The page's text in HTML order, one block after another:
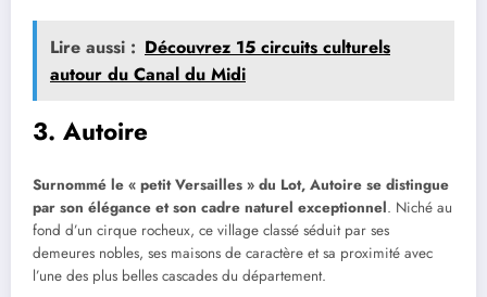
Lire aussi : Découvrez 15 circuits culturels
autour du Canal du Midi
3. Autoire
Surnommé le « petit Versailles » du Lot, Autoire se distingue
par son élégance et son cadre naturel exceptionnel. Niché au
fond d’un cirque rocheux, ce village classé séduit par ses
demeures nobles, ses maisons de caractère et sa proximité avec
l’une des plus belles cascades du département.